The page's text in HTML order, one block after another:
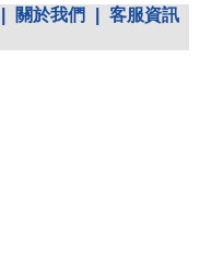
關於我們
客服資訊